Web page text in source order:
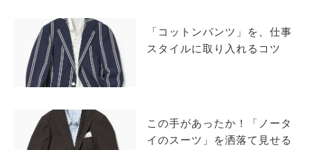
「コットンパンツ」を、仕事
スタイルに取り入れるコツ
この手があったか！「ノータ
イのスーツ」を洒落て見せる